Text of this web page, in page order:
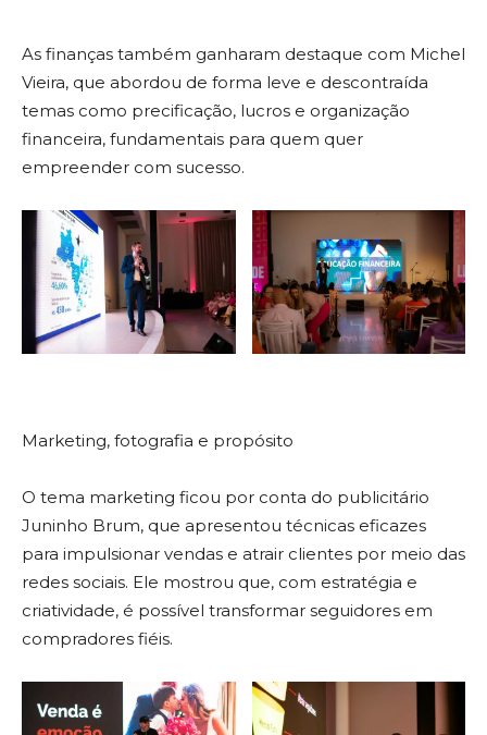
As finanças também ganharam destaque com Michel
Vieira, que abordou de forma leve e descontraída
temas como precificação, lucros e organização
financeira, fundamentais para quem quer
empreender com sucesso.
Marketing, fotografia e propósito
O tema marketing ficou por conta do publicitário
Juninho Brum, que apresentou técnicas eficazes
para impulsionar vendas e atrair clientes por meio das
redes sociais. Ele mostrou que, com estratégia e
criatividade, é possível transformar seguidores em
compradores fiéis.